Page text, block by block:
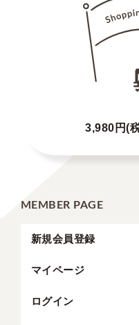
3,980円(
MEMBER PAGE
新規会員登録
マイページ
ログイン